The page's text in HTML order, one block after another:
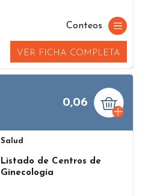
Conteos
VER FICHA COMPLETA
0,06
Salud
Listado de Centros de
Ginecología